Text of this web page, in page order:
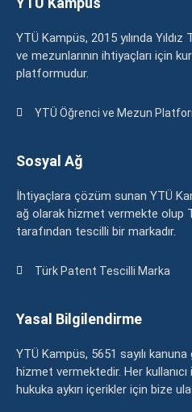
YTÜ Kampüs, 2015 yılında
ve mezunlarının ihtiyaçları için
platformudur.
YTÜ Öğrenci ve Mezun
Sosyal Ağ
İhtiyaçlara çözüm sunan YTÜ
ağ olarak hizmet vermekte olup
tarafından tescilli bir markadır.
Türk Patent Tescilli Marka
Yasal Bilgilendirme
YTÜ Kampüs, 5651 sayılı
hizmet vermektedir. Her
hukuka aykırı içerikler için bize